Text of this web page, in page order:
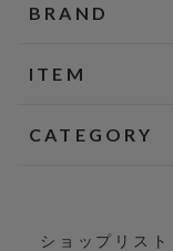
BRAND
ITEM
CATEGORY
ショップリスト